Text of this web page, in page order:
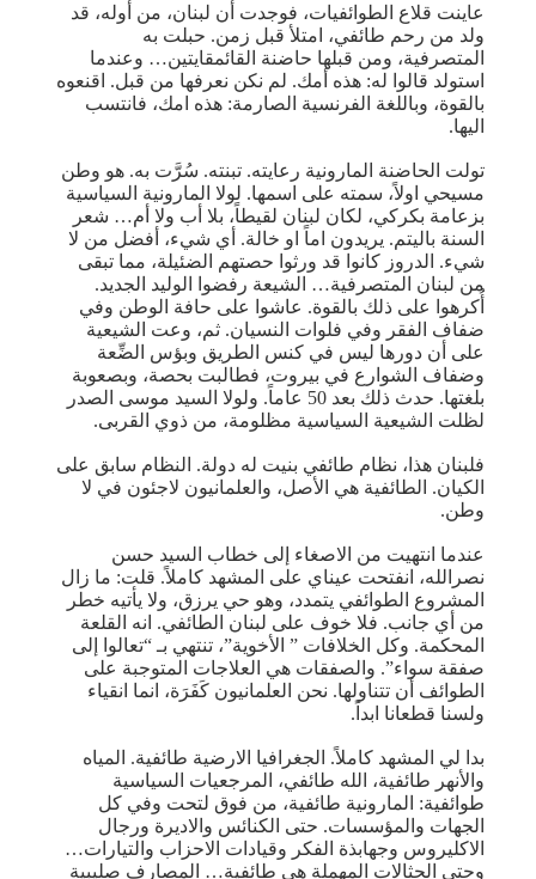
عاينت قلاع الطوائفيات، فوجدت أن لبنان، من أوله، قد
ولد من رحم طائفي، امتلأ قبل زمن. حبلت به
المتصرفية، ومن قبلها حاضنة القائمقايتين… وعندما
استولد قالوا له: هذه أمك. لم نكن نعرفها من قبل. اقنعوه
بالقوة، وباللغة الفرنسية الصارمة: هذه امك، فانتسب
اليها.
تولت الحاضنة المارونية رعايته. تبنته. سُرَّت به. هو وطن
مسيحي اولاً، سمته على اسمها. لولا المارونية السياسية
بزعامة بكركي، لكان لبنان لقيطاً، بلا أب ولا أم… شعر
السنة باليتم. يريدون اماً او خالة. أي شيء، أفضل من لا
شيء. الدروز كانوا قد ورثوا حصتهم الضئيلة، مما تبقى
من لبنان المتصرفية… الشيعة رفضوا الوليد الجديد.
أُكرهوا على ذلك بالقوة. عاشوا على حافة الوطن وفي
ضفاف الفقر وفي فلوات النسيان. ثم، وعت الشيعية
على أن دورها ليس في كنس الطريق وبؤس الضِّعة
وضفاف الشوارع في بيروت، فطالبت بحصة، وبصعوبة
بلغتها. حدث ذلك بعد 50 عاماً. ولولا السيد موسى الصدر
لظلت الشيعية السياسية مظلومة، من ذوي القربى.
فلبنان هذا، نظام طائفي بنيت له دولة. النظام سابق على
الكيان. الطائفية هي الأصل، والعلمانيون لاجئون في لا
وطن.
عندما انتهيت من الاصغاء إلى خطاب السيد حسن
نصرالله، انفتحت عيناي على المشهد كاملاً. قلت: ما زال
المشروع الطوائفي يتمدد، وهو حي يرزق، ولا يأتيه خطر
من أي جانب. فلا خوف على لبنان الطائفي. انه القلعة
المحكمة. وكل الخلافات ” الأخوية”، تنتهي بـ “تعالوا إلى
صفقة سواء”. والصفقات هي العلاجات المتوجبة على
الطوائف أن تتناولها. نحن العلمانيون كَفَرَة، انما انقياء
ولسنا قطعانا ابداً.
بدا لي المشهد كاملاً. الجغرافيا الارضية طائفية. المياه
والأنهر طائفية، الله طائفي، المرجعيات السياسية
طوائفية: المارونية طائفية، من فوق لتحت وفي كل
الجهات والمؤسسات. حتى الكنائس والاديرة ورجال
الاكليروس وجهابذة الفكر وقيادات الاحزاب والتيارات…
وحتى الحثالات المهملة هي طائفية… المصارف صليبية